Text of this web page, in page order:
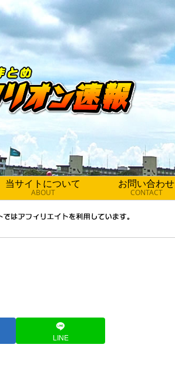
当サイトについて
ABOUT
お問い合わせ
CONTACT
LINE